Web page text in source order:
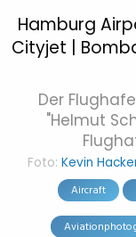
Hamburg
Cityjet |
Der
"Helmut
Foto: Kevin
Aircraft